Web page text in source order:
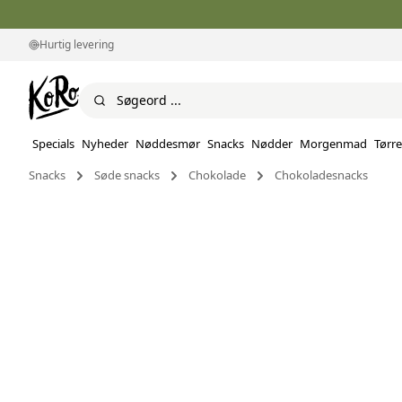
Hurtig levering
Specials Nyheder Nøddesmør Snacks Nødder Morgenmad
Snacks
Søde snacks Chokolade Chokoladesnacks